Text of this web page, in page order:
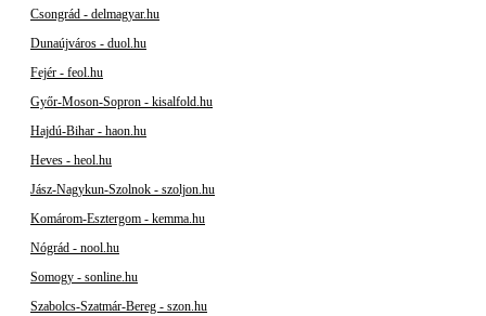
Csongrád - delmagyar.hu
Dunaújváros - duol.hu
Fejér - feol.hu
Győr-Moson-Sopron - kisalfold.hu
Hajdú-Bihar - haon.hu
Heves - heol.hu
Jász-Nagykun-Szolnok - szoljon.hu
Komárom-Esztergom - kemma.hu
Nógrád - nool.hu
Somogy - sonline.hu
Szabolcs-Szatmár-Bereg - szon.hu